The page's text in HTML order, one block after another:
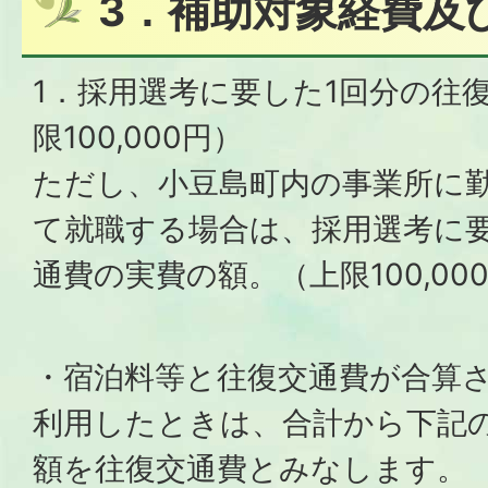
3．補助対象経費及
1．採用選考に要した1回分の往
限100,000円）
ただし、小豆島町内の事業所に
て就職する場合は、採用選考に
通費の実費の額。（上限
・宿泊料等と往復交通費が合算
利用したときは、合計から下記
額を往復交通費とみなします。